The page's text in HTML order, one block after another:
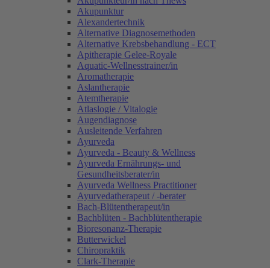
Akupunktur
Alexandertechnik
Alternative Diagnosemethoden
Alternative Krebsbehandlung - ECT
Apitherapie Gelee-Royale
Aquatic-Wellnesstrainer/in
Aromatherapie
Aslantherapie
Atemtherapie
Atlaslogie / Vitalogie
Augendiagnose
Ausleitende Verfahren
Ayurveda
Ayurveda - Beauty & Wellness
Ayurveda Ernährungs- und
Gesundheitsberater/in
Ayurveda Wellness Practitioner
Ayurvedatherapeut / -berater
Bach-Blütentherapeut/in
Bachblüten - Bachblütentherapie
Bioresonanz-Therapie
Butterwickel
Chiropraktik
Clark-Therapie